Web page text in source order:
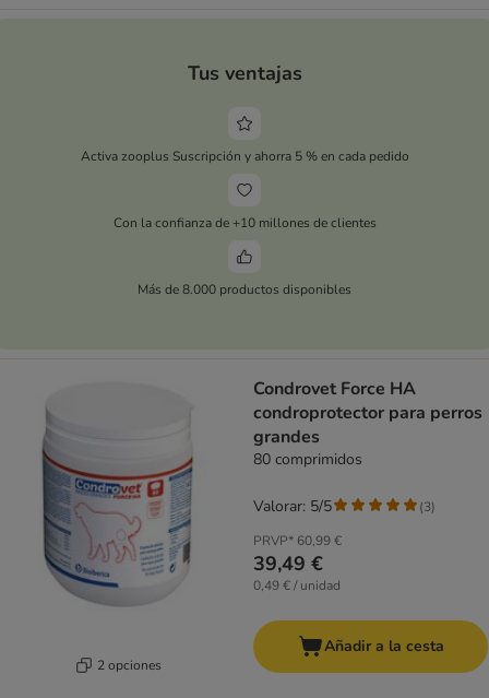
Tus ventajas
Activa zooplus Suscripción y ahorra 5 % en cada pedido
Con la confianza de +10 millones de clientes
Más de 8.000 productos disponibles
2 opciones
Condrovet Force HA
condroprotector para perros
grandes
80 comprimidos
PRVP* 60,99 €
39,49 €
0,49 € / unidad
Valorar: 5/5 (3)
Añadir a la cesta